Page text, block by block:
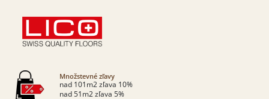
Množstevné zľavy
nad 101m2 zľava 10%
nad 51m2 zľava 5%